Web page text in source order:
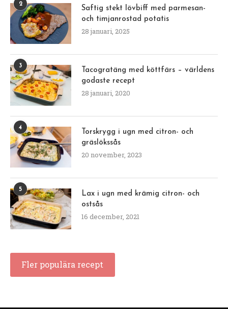
2
Saftig stekt lövbiff med parmesan-
och timjanrostad potatis
28 januari, 2025
3
Tacogratäng med köttfärs – världens
godaste recept
28 januari, 2020
4
Torskrygg i ugn med citron- och
gräslökssås
20 november, 2023
5
Lax i ugn med krämig citron- och
ostsås
16 december, 2021
Fler populära recept